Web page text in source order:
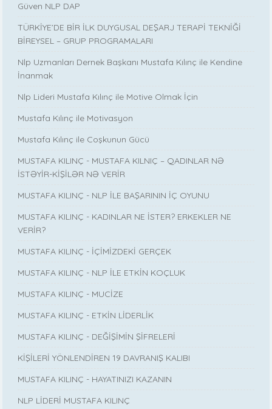
Güven NLP DAP
TÜRKİYE’DE BİR İLK DUYGUSAL DEŞARJ TERAPİ TEKNİĞİ
BİREYSEL – GRUP PROGRAMALARI
Nlp Uzmanları Dernek Başkanı Mustafa Kılınç ile Kendine
İnanmak
Nlp Lideri Mustafa Kılınç ile Motive Olmak İçin
Mustafa Kılınç ile Motivasyon
Mustafa Kılınç ile Coşkunun Gücü
MUSTAFA KILINÇ - MUSTAFA KILNIÇ – QADINLAR NƏ
İSTƏYİR-KİŞİLƏR NƏ VERİR
MUSTAFA KILINÇ - NLP İLE BAŞARININ İÇ OYUNU
MUSTAFA KILINÇ - KADINLAR NE İSTER? ERKEKLER NE
VERİR?
MUSTAFA KILINÇ - İÇİMİZDEKİ GERÇEK
MUSTAFA KILINÇ - NLP İLE ETKİN KOÇLUK
MUSTAFA KILINÇ - MUCİZE
MUSTAFA KILINÇ - ETKİN LİDERLİK
MUSTAFA KILINÇ - DEĞİŞİMİN ŞİFRELERİ
KİŞİLERİ YÖNLENDİREN 19 DAVRANIŞ KALIBI
MUSTAFA KILINÇ - HAYATINIZI KAZANIN
NLP LİDERİ MUSTAFA KILINÇ